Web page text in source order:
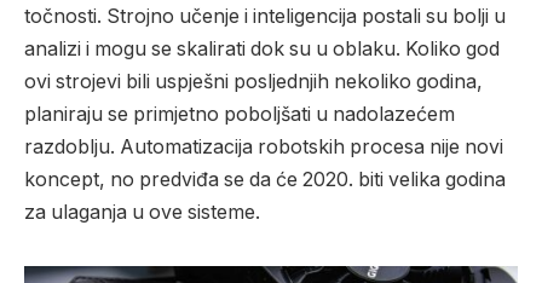
točnosti. Strojno učenje i inteligencija postali su bolji u
analizi i mogu se skalirati dok su u oblaku. Koliko god
ovi strojevi bili uspješni posljednjih nekoliko godina,
planiraju se primjetno poboljšati u nadolazećem
razdoblju. Automatizacija robotskih procesa nije novi
koncept, no predviđa se da će 2020. biti velika godina
za ulaganja u ove sisteme.